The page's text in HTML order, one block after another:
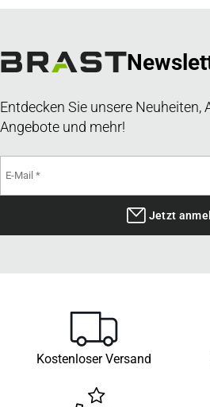
Entdecken Sie unsere Neuheiten,
Angebote und mehr!
Jetzt
Kostenloser Versand